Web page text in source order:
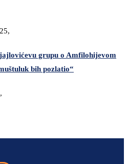
grupu o Amfilohijevom
bih pozlatio“